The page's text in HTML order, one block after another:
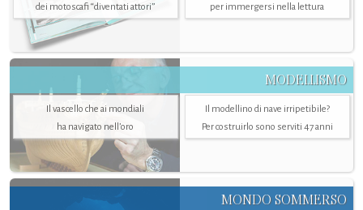
dei motoscafi “diventati attori”
per immergersi nella lettura
MODELLISMO
Il vascello che ai mondiali
ha navigato nell’oro
Il modellino di nave irripetibile?
Per costruirlo sono serviti 47 anni
MONDO SOMMERSO